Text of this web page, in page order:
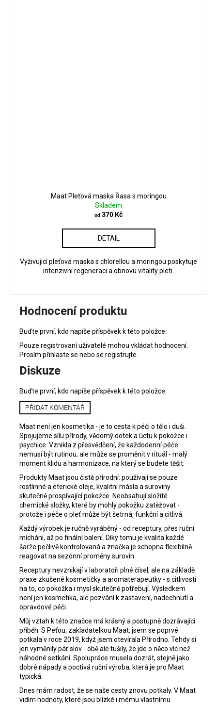
Maat Pleťová maska Řasa s moringou
Skladem
od 370 Kč
DETAIL
Vyživující pleťová maska s chlorellou a moringou poskytuje
intenzivní regeneraci a obnovu vitality pleti.
Hodnocení produktu
Buďte první, kdo napíše příspěvek k této položce.
Pouze registrovaní uživatelé mohou vkládat hodnocení.
Prosím přihlaste se nebo se registrujte
Diskuze
Buďte první, kdo napíše příspěvek k této položce.
PŘIDAT KOMENTÁŘ
Maat není jen kosmetika - je to cesta k péči o tělo i duši.
Spojujeme sílu přírody, vědomý dotek a úctu k pokožce i
psychice. Vznikla z přesvědčení, že každodenní péče
nemusí být rutinou, ale může se proměnit v rituál - malý
moment klidu a harmonizace, na který se budete těšit.
Produkty Maat jsou čistě přírodní: používají se pouze
rostlinné a éterické oleje, kvalitní másla a suroviny
skutečně prospívající pokožce. Neobsahují složité
chemické složky, které by mohly pokožku zatěžovat -
protože i péče o pleť může být šetrná, funkční a citlivá.
Každý výrobek je ručně vyráběný - od receptury, přes ruční
míchání, až po finální balení. Díky tomu je kvalita každé
šarže pečlivě kontrolovaná a značka je schopna flexibilně
reagovat na sezónní proměny surovin.
Receptury nevznikají v laboratoři plné čísel, ale na základě
praxe zkušené kosmetičky a aromaterapeutky - s citlivostí
na to, co pokožka i mysl skutečně potřebují. Výsledkem
není jen kosmetika, ale pozvání k zastavení, nadechnutí a
opravdové péči.
Můj vztah k této značce má krásný a postupně dozrávající
příběh. S Peťou, zakladatelkou Maat, jsem se poprvé
potkala v roce 2019, když jsem otevírala Přírodno. Tehdy si
jen vyměnily pár slov - obě ale tušily, že jde o něco víc než
náhodné setkání. Spolupráce musela dozrát, stejně jako
dobré nápady a poctivá ruční výroba, která je pro Maat
typická.
Dnes mám radost, že se naše cesty znovu potkaly. V Maat
vidím hodnoty, které jsou blízké i mému vlastnímu